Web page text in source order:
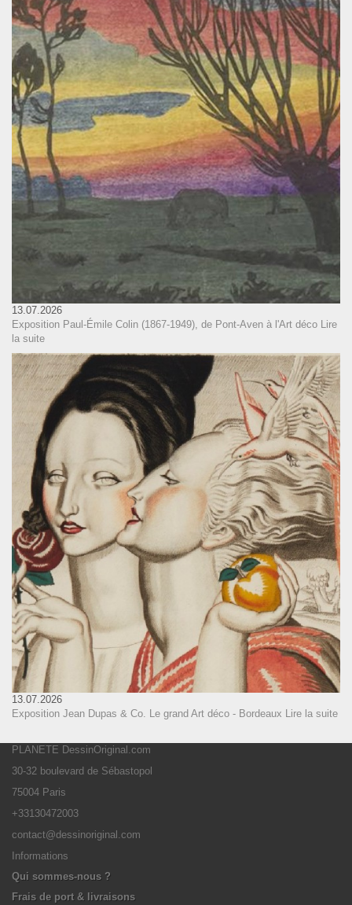
13.07.2026
Exposition Paul-Émile Colin (1867-1949), de Pont-Aven à l'Art déco Lire
la suite
13.07.2026
Exposition Jean Dupas & Co. Le grand Art déco - Bordeaux Lire la suite
PLANETE DessinOriginal.com
30-32 boulevard de Sébastopol
75004 Paris
+33130472003
contact@dessinoriginal.com
Informations
Qui sommes-nous ?
Frais de port & livraisons